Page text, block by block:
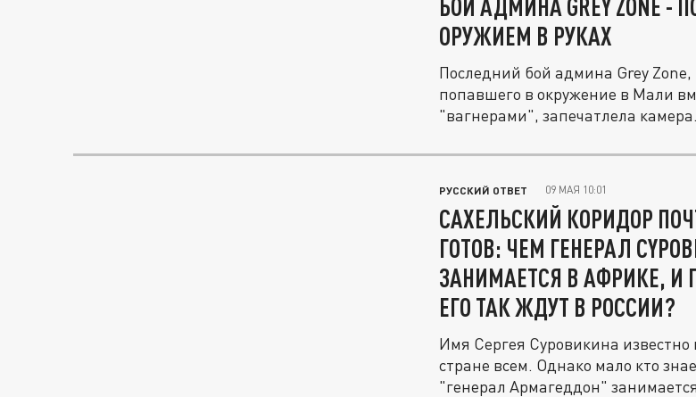
БОЙ АДМИНА GREY ZONE -
ОРУЖИЕМ В РУКАХ
Последний бой админа Grey Zone,
попавшего в окружение в Мали
"вагнерами", запечатлела
РУССКИЙ ОТВЕТ 09 МАЯ 10:01
САХЕЛЬСКИЙ КОРИДОР
ГОТОВ: ЧЕМ ГЕНЕРАЛ
ЗАНИМАЕТСЯ В АФРИКЕ, И
ЕГО ТАК ЖДУТ В РОССИИ?
Имя Сергея Сyровикина
стране всем. Однако мало кто
"генерал Армагеддон"